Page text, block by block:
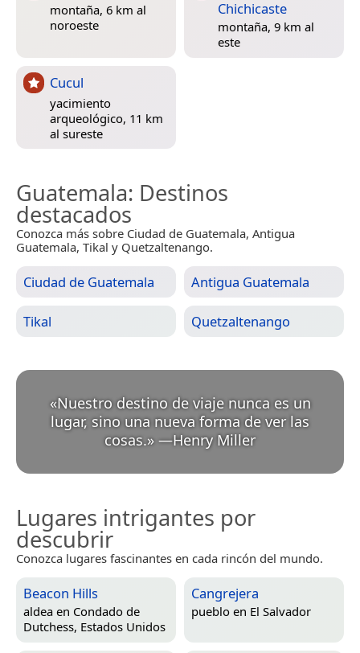
montaña, 6 km al
noroeste
Chichicaste
montaña, 9 km al
este
Cucul
yacimiento
arqueológico, 11 km
al sureste
Guatemala: Destinos
destacados
Conozca más sobre Ciudad de Guatemala, Antigua
Guatemala, Tikal y Quetzaltenango.
Ciudad de Guatemala Antigua Guatemala
Tikal Quetzaltenango
«Nuestro destino de viaje nunca es un
lugar, sino una nueva forma de ver las
cosas.» —Henry Miller
Lugares intrigantes por
descubrir
Conozca lugares fascinantes en cada rincón del mundo.
Beacon Hills
aldea en Condado de
Dutchess, Estados Unidos
Cangrejera
pueblo en El Salvador